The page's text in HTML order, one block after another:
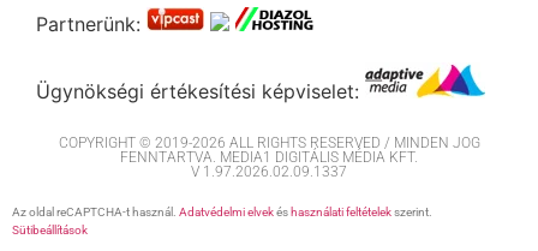
Partnerünk:
Ügynökségi értékesítési képviselet:
COPYRIGHT © 2019-2026 ALL RIGHTS RESERVED / MINDEN JOG
FENNTARTVA. MEDIA1 DIGITÁLIS MÉDIA KFT.
V 1.97.2026.02.09.1337
Az oldal reCAPTCHA-t használ. Adatvédelmi elvekés használati feltételekszerint.
Sütibeállítások